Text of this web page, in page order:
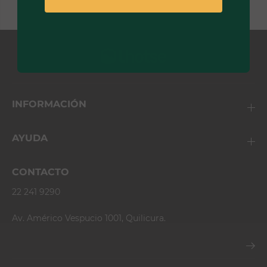
INFORMACIÓN
AYUDA
CONTACTO
22 241 9290
Av. Américo Vespucio 1001, Quilicura.